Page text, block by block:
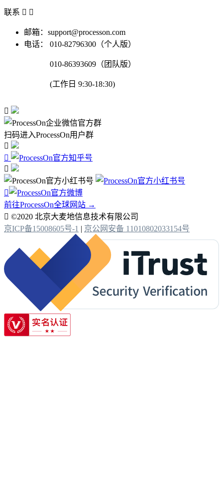
联系  
邮箱：support@processon.com
电话：
010-82796300（个人版）
010-86393609（团队版）
(工作日 9:30-18:30)

扫码进入ProcessOn用户群




前往ProcessOn全球网站 →
 ©2020 北京大麦地信息技术有限公司
京ICP备15008605号-1 | 京公网安备 11010802033154号